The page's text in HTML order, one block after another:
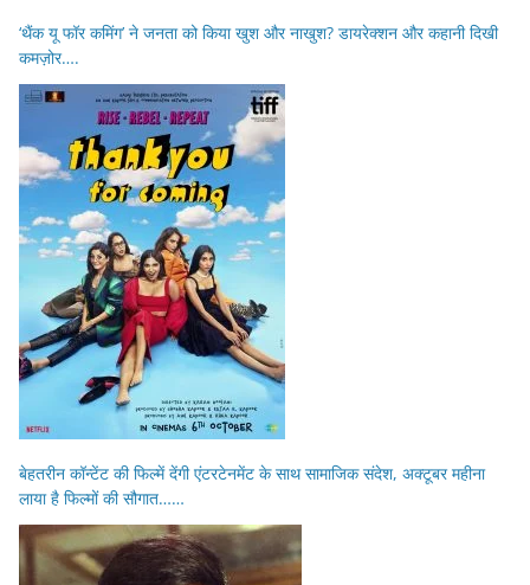
‘थैंक यू फॉर कमिंग’ ने जनता को किया खुश और नाखुश? डायरेक्शन और कहानी दिखी
कमज़ोर….
बेहतरीन कॉन्टेंट की फिल्में देंगी एंटरटेनमेंट के साथ सामाजिक संदेश, अक्टूबर महीना
लाया है फिल्मों की सौगात……